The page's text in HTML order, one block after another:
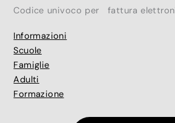
Codice univoco per fattura
Informazioni
Scuole
Famiglie
Adulti
Formazione